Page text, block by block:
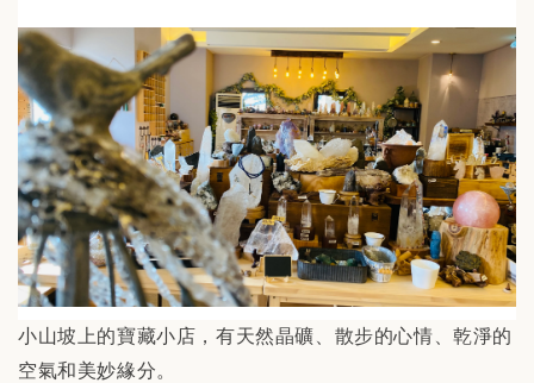
小山坡上的寶藏小店，有天然晶礦、散步的心情、乾淨的
空氣和美妙緣分。